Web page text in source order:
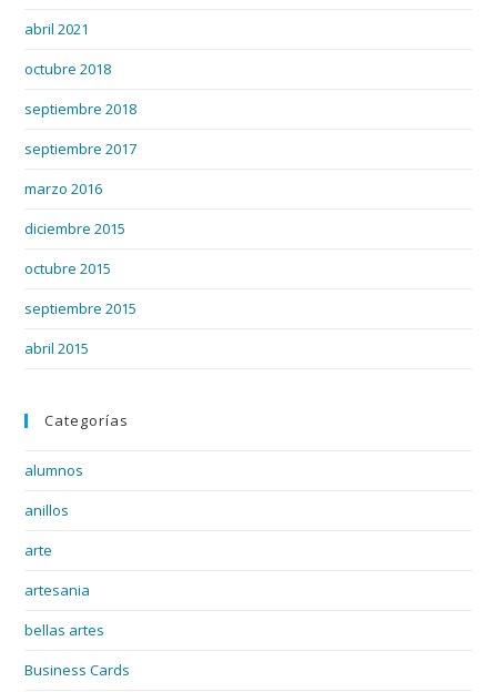
abril 2021
octubre 2018
septiembre 2018
septiembre 2017
marzo 2016
diciembre 2015
octubre 2015
septiembre 2015
abril 2015
Categorías
alumnos
anillos
arte
artesania
bellas artes
Business Cards